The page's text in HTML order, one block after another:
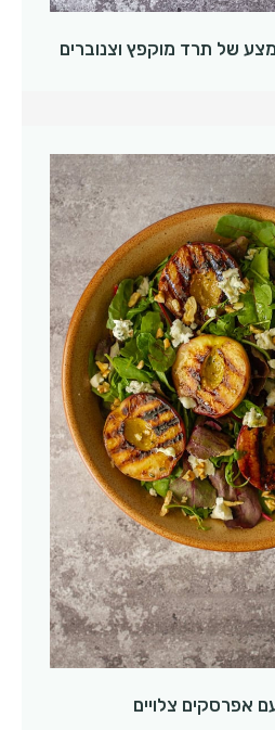
של תרד מוקפץ וצנוברים
אפרסקים צלויים